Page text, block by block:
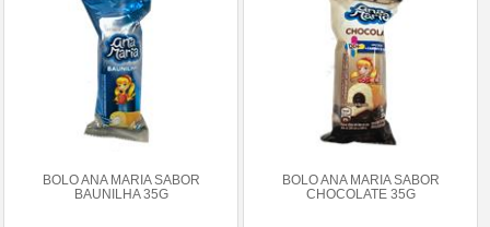
BOLO ANA MARIA SABOR
BAUNILHA 35G
BOLO ANA MARIA SABOR
CHOCOLATE 35G